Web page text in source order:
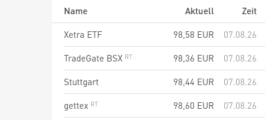
Name Aktuell
Zeit
Xetra ETF
98,58 EUR
07.08.26
TradeGate BSX
98,36 EUR
07.08.26
Stuttgart
98,44 EUR
07.08.26
gettex
98,60 EUR
07.08.26